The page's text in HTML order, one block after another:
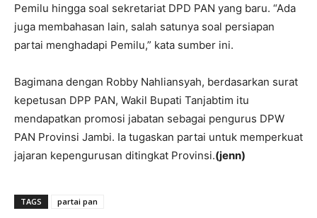
Pemilu hingga soal sekretariat DPD PAN yang baru. “Ada
juga membahasan lain, salah satunya soal persiapan
partai menghadapi Pemilu,” kata sumber ini.
Bagimana dengan Robby Nahliansyah, berdasarkan surat
kepetusan DPP PAN, Wakil Bupati Tanjabtim itu
mendapatkan promosi jabatan sebagai pengurus DPW
PAN Provinsi Jambi. Ia tugaskan partai untuk memperkuat
jajaran kepengurusan ditingkat Provinsi.(jenn)
TAGS partai pan